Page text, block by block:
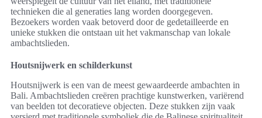
technieken die al generaties lang worden doorgegeven.
Bezoekers worden vaak betoverd door de gedetailleerde en
unieke stukken die ontstaan uit het vakmanschap van lokale
ambachtslieden.
Houtsnijwerk en schilderkunst
Houtsnijwerk is een van de meest gewaardeerde ambachten in
Bali. Ambachtslieden creëren prachtige kunstwerken, variërend
van beelden tot decoratieve objecten. Deze stukken zijn vaak